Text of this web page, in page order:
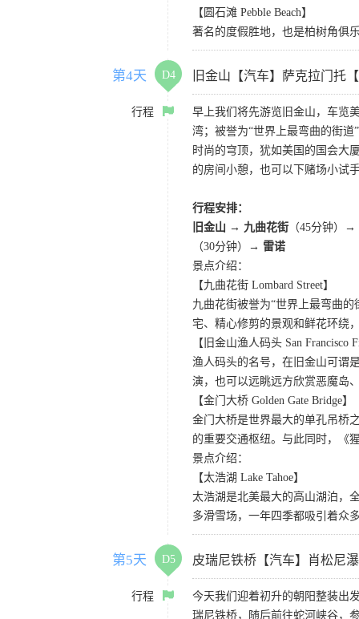
【圆石滩 Pebble Beach】
著名的度假胜地，也是柏树角俱
第4天 D4 旧金山【汽车】萨克拉门托
行程
早上我们将先游览旧金山，车览
湾；被誉为“世界上最弯曲的街
时尚的穹顶，犹如美国的国会大
的房间小憩，也可以下赌场小试
行程安排：
旧金山 → 九曲花街 （45分钟）→
（30分钟）→ 雷诺
景点介绍：
【九曲花街 Lombard Street】
九曲花街被誉为“世界上最弯曲
宅、精心修剪的景观和鲜花环绕
【旧金山渔人码头 San Francisco
渔人码头的名号，在旧金山可谓
演，也可以远眺远方欣赏恶魔岛
【金门大桥 Golden Gate Bridge】
金门大桥是世界最大的单孔吊桥
的重要交通枢纽。与此同时，《
景点介绍：
【太浩湖 Lake Tahoe】
太浩湖是北美最大的高山湖泊，
多滑雪场，一年四季都吸引着众
第5天 D5 皮瑞尼铁桥【汽车】肖松尼
行程
今天我们迎着初升的朝阳整装出
瑞尼铁桥，随后前往蛇河峡谷，